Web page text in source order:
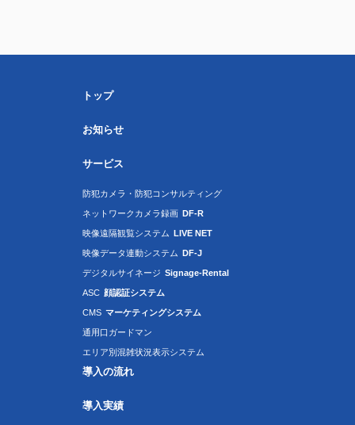
トップ
お知らせ
サービス
防犯カメラ・防犯コンサルティング
ネットワークカメラ録画 DF-R
映像遠隔観覧システム LIVE NET
映像データ連動システム DF-J
デジタルサイネージ Signage-Rental
ASC 顔認証システム
CMS マーケティングシステム
通用口ガードマン
エリア別混雑状況表示システム
導入の流れ
導入実績